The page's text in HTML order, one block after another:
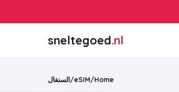
sneltegoed.nl
Home
/
eSIM
/السنغال